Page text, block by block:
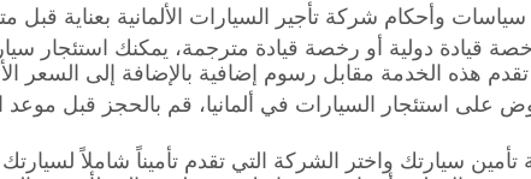
وأحكام شركة تأجير السيارات الألمانية بعناية قبل
قيادة دولية أو رخصة قيادة مترجمة، يمكنك استئجار
هذه الخدمة مقابل رسوم إضافية بالإضافة إلى السعر
استئجار السيارات في ألمانيا، قم بالحجز قبل
سيارتك واختر الشركة التي تقدم تأميناً شاملاً